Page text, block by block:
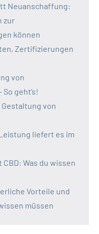
Neuanschaffung:
zur
können
Zertifizierungen
von
geht’s!
von
liefert es im
Was du wissen
Vorteile und
müssen